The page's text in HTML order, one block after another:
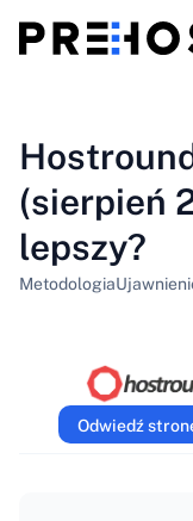
Porównania
Kupony 319
PL
(sierpień
lepszy?
Metodologia
Odwiedź